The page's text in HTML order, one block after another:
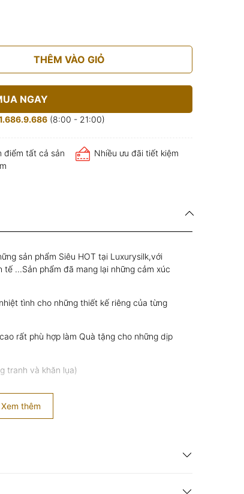
THÊM VÀO GIỎ
NGAY
(8:00 - 21:00)
điểm tất cả sản
Nhiều ưu đãi tiết kiệm
sản phẩm Siêu HOT tại Luxurysilk,với
...Sản phẩm đã mang lại những cảm xúc
tình cho những thiết kế riêng của từng
rất phù hợp làm Quà tặng cho những dịp
tranh và khăn lụa)
Xem thêm